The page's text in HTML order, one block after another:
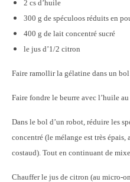
2 cs d’huile
300 g de spéculoos réduits en
400 g de lait concentré sucré
le jus d’1/2 citron
Faire ramollir la gélatine dans un bol
Faire fondre le beurre avec l’huile
Dans le bol d’un robot, réduire les
concentré (le mélange est très épais,
costaud). Tout en continuant de
Chauffer le jus de citron (au micro-